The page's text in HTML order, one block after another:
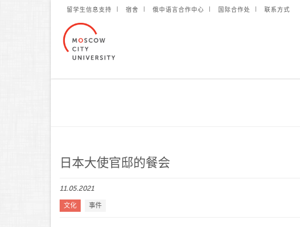
留学生信息支持 宿舍 俄中语言合作中心 国际合作处 联系方式
日本大使官邸的餐会
11.05.2021
文化 事件